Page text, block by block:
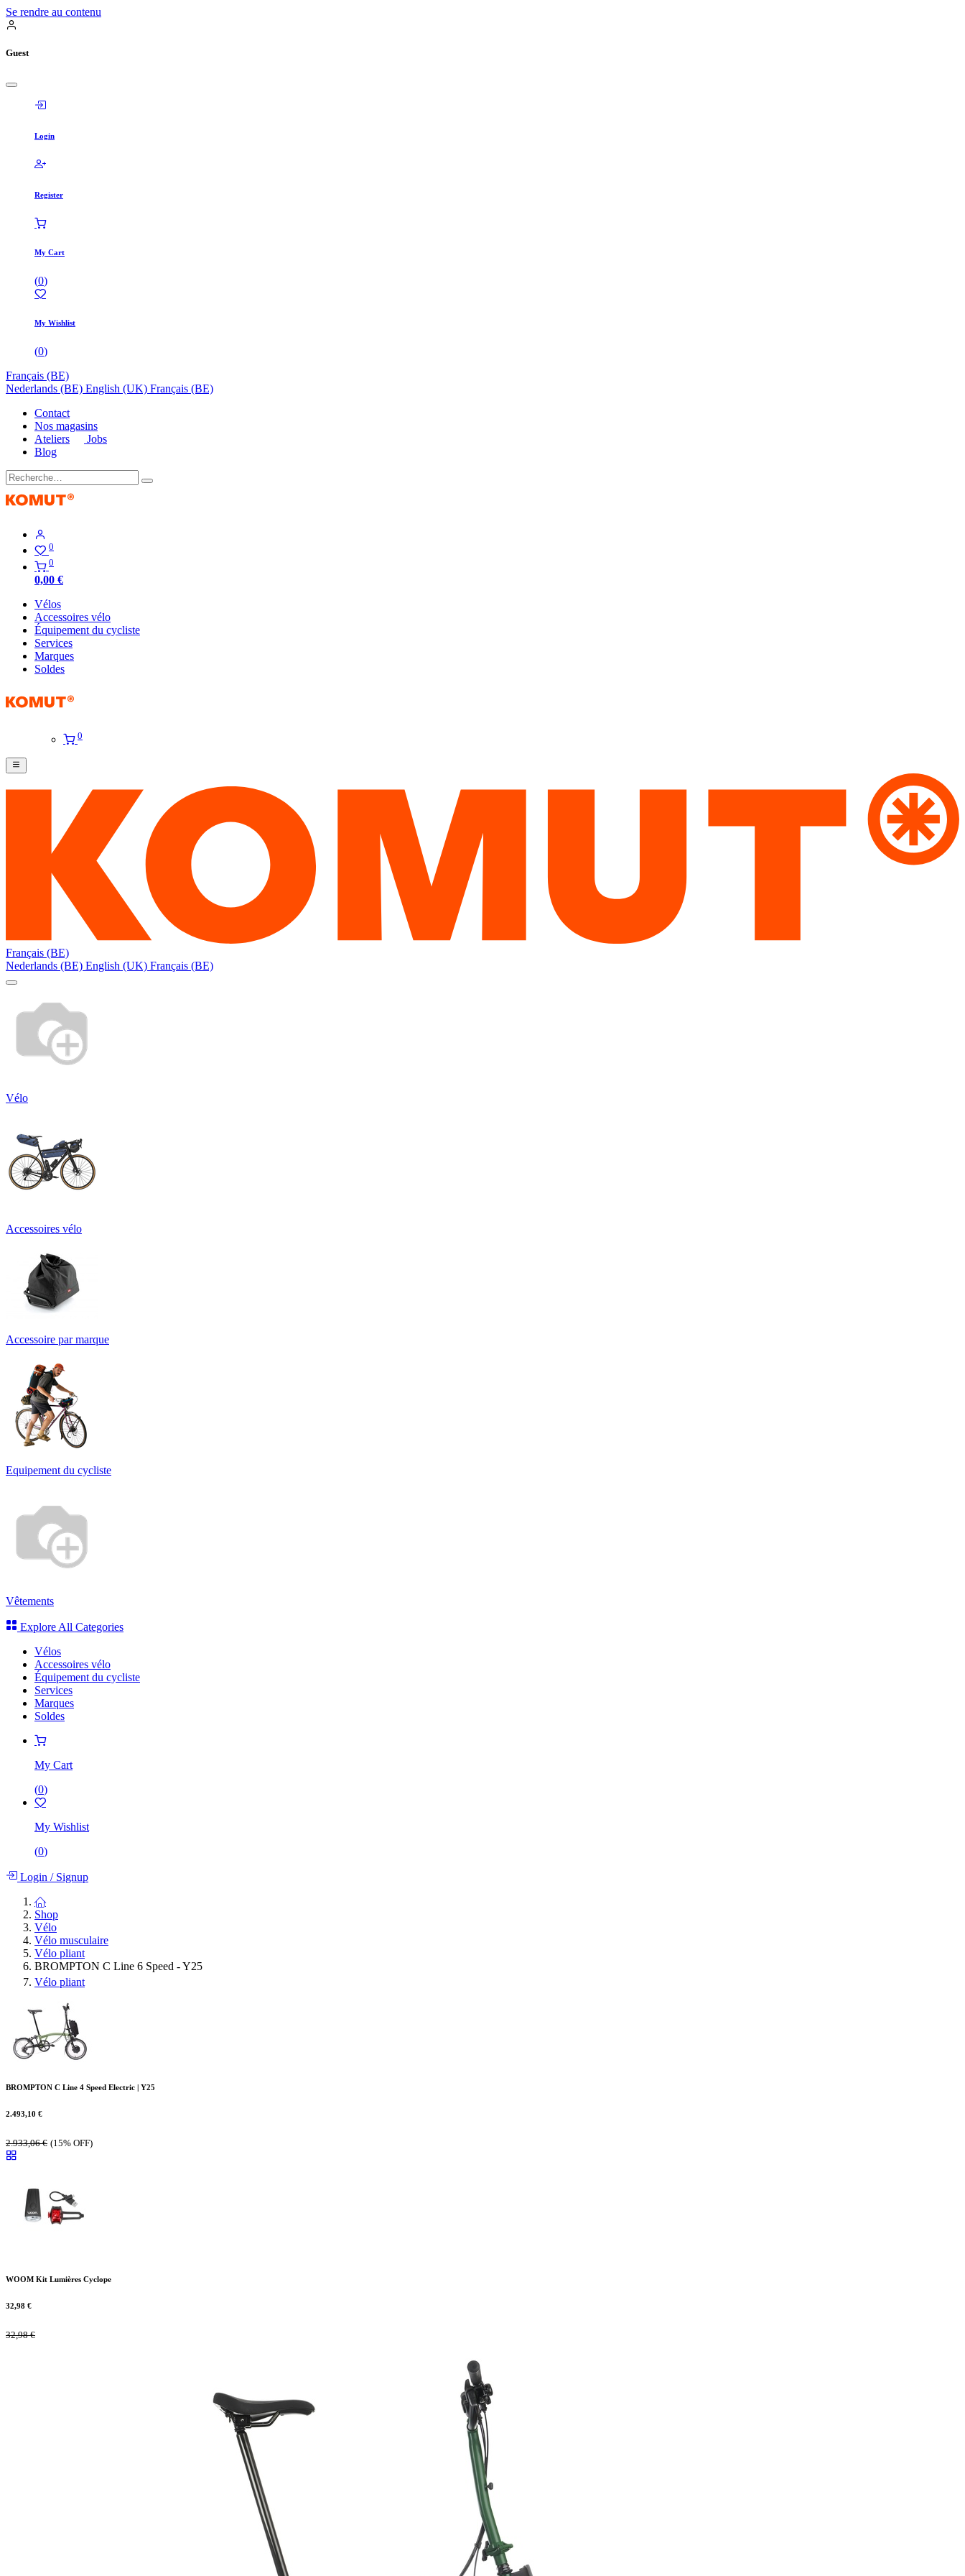
Se rendre au contenu
Guest
Login
Register
My Cart
(0)
My Wishlist
(0)
Français (BE)
Nederlands (BE) English (UK) Français (BE)
Contact
Nos magasins
Ateliers
Jobs
Blog
0
0
0,00 €
Vélos
Accessoires vélo
Équipement du cycliste
Services
Marques
Soldes
0
Français (BE)
Nederlands (BE) English (UK) Français (BE)
Vélo
Accessoires vélo
Accessoire par marque
Equipement du cycliste
Vêtements
Explore All Categories
Vélos
Accessoires vélo
Équipement du cycliste
Services
Marques
Soldes
My Cart
(0)
My Wishlist
(0)
Login /Signup
Shop
Vélo
Vélo musculaire
Vélo pliant
BROMPTON C Line 6 Speed - Y25
Vélo pliant
BROMPTON C Line 4 Speed Electric | Y25
2.493,10 €
2.933,06€ (15% OFF)
WOOM Kit Lumières Cyclope
32,98 €
32,98€